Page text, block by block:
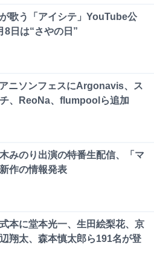
歌う「アイシテ」YouTube公
8日は“さやの日”
ニソンフェスにArgonavis、ス
、ReoNa、flumpoolら追加
みのり出演の特番生配信、「マ
作の情報発表
本に堂本光一、生田絵梨花、京
翔太、森本慎太郎ら191名が登